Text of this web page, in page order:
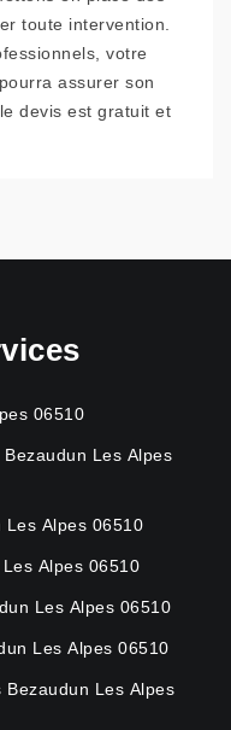
toute intervention.
votre
assurer son
devis est gratuit et
06510
Les Alpes
Les Alpes 06510
Alpes 06510
Les Alpes 06510
Les Alpes 06510
Les Alpes